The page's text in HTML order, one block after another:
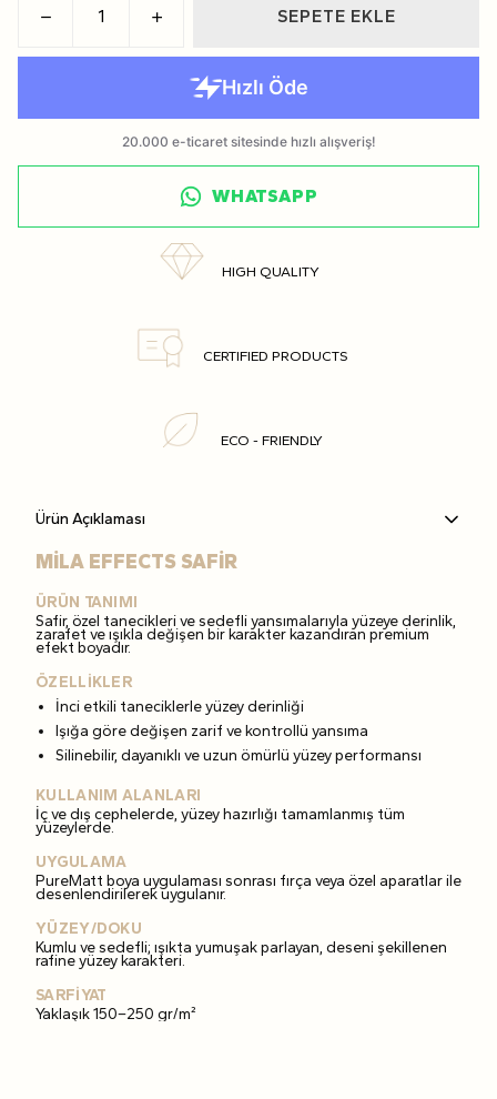
SEPETE EKLE
WHATSAPP
HIGH QUALITY
CERTIFIED PRODUCTS
ECO - FRIENDLY
Ürün Açıklaması
MİLA EFFECTS SAFİR
ÜRÜN TANIMI
Safir, özel tanecikleri ve sedefli yansımalarıyla yüzeye derinlik,
zarafet ve ışıkla değişen bir karakter kazandıran premium
efekt boyadır.
ÖZELLİKLER
İnci etkili taneciklerle yüzey derinliği
Işığa göre değişen zarif ve kontrollü yansıma
Silinebilir, dayanıklı ve uzun ömürlü yüzey performansı
KULLANIM ALANLARI
İç ve dış cephelerde, yüzey hazırlığı tamamlanmış tüm
yüzeylerde.
UYGULAMA
PureMatt boya uygulaması sonrası fırça veya özel aparatlar ile
desenlendirilerek uygulanır.
YÜZEY/DOKU
Kumlu ve sedefli; ışıkta yumuşak parlayan, deseni şekillenen
rafine yüzey karakteri.
SARFİYAT
Yaklaşık 150–250 gr/m²